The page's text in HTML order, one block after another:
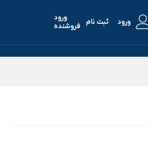
ورود ثبت نام
ورود
فروشنده